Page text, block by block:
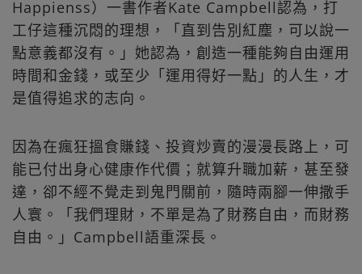
Happienss）一書作者Kate Campbell認為，打
工仔這種沉悶的理想，「直到告別紅塵，可以說一
點意義都沒有。」她認為，創造一種能夠自由運用
時間和金錢，或至少「運用得好一點」的人生，才
是值得追求的志向。
因為在瘋狂搵食賺錢、投資炒賣的漫漫長路上，可
能已付出身心健康作代價；就算升職加薪，甚至發
達，卻不經不覺走到鬼門關前，隨時兩腳一伸撒手
人寰。「我們理財，不單是為了財務自由，而財務
自由。」Campbell語重深長。